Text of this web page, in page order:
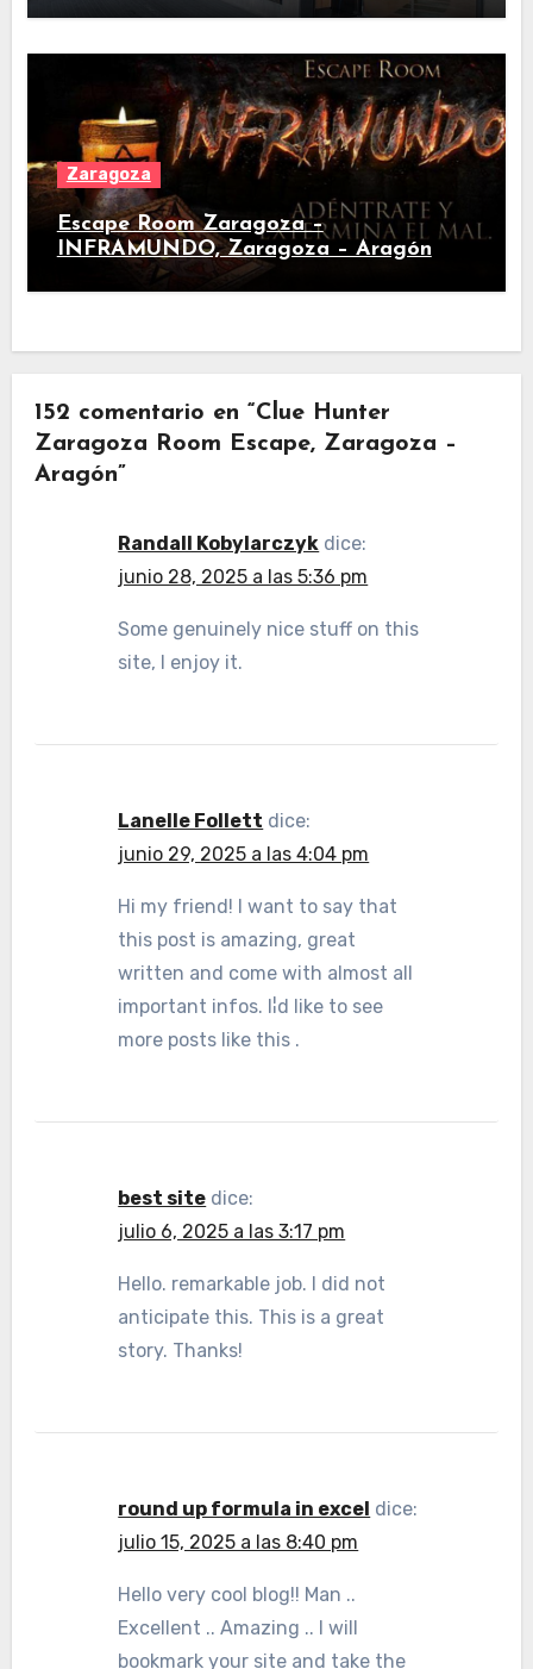
Zaragoza
Escape Room Zaragoza –
INFRAMUNDO, Zaragoza – Aragón
152 comentario en “Clue Hunter
Zaragoza Room Escape, Zaragoza –
Aragón”
Randall Kobylarczyk dice:
junio 28, 2025 a las 5:36 pm
Some genuinely nice stuff on this
site, I enjoy it.
Lanelle Follett dice:
junio 29, 2025 a las 4:04 pm
Hi my friend! I want to say that
this post is amazing, great
written and come with almost all
important infos. I¦d like to see
more posts like this .
best site dice:
julio 6, 2025 a las 3:17 pm
Hello. remarkable job. I did not
anticipate this. This is a great
story. Thanks!
round up formula in excel dice:
julio 15, 2025 a las 8:40 pm
Hello very cool blog!! Man ..
Excellent .. Amazing .. I will
bookmark your site and take the